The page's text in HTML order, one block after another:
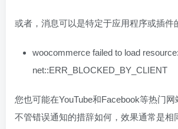
或者，消息可以是特定于应用程序或插件
woocommerce failed to load resource:
net::ERR_BLOCKED_BY_CLIENT
您也可能在YouTube和Facebook等热门网
不管错误通知的措辞如何，效果通常是相